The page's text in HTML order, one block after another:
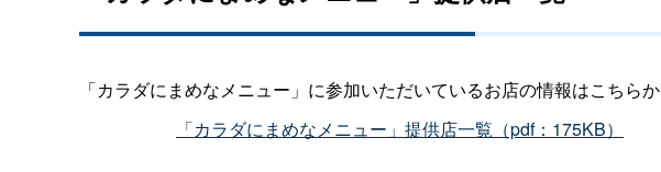
「カラダにまめなメニュー」に参加いただいているお店の情報はこちら
「カラダにまめなメニュー」提供店一覧（pdf：175KB）